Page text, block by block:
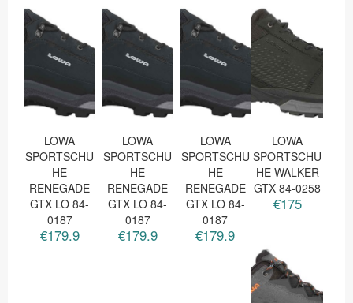
LOWA
SPORTSCHU
HE
RENEGADE
GTX LO 84-
0187
€179.9
LOWA
SPORTSCHU
HE
RENEGADE
GTX LO 84-
0187
€179.9
LOWA
SPORTSCHU
HE
RENEGADE
GTX LO 84-
0187
€179.9
LOWA
SPORTSCHU
HE WALKER
GTX 84-0258
€175